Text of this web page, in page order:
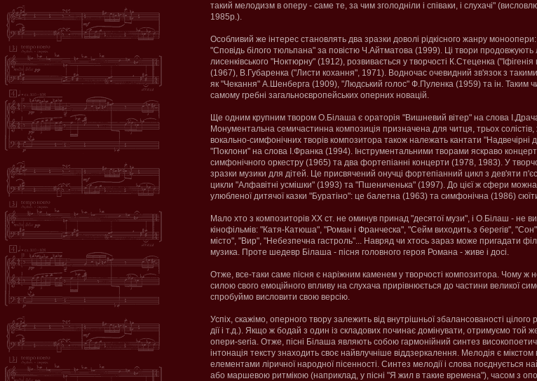
такий мелодизм в оперу - саме те, за чим зголодніли і співаки, і слухачі"
1985р.).
Особливий же інтерес становлять два зразки доволі рідкісного жанру
"Сповідь білого тюльпана" за повістю Ч.Айтматова (1999). Ці твори продовжують
лисенківського "Ноктюрну" (1912), розвивається у творчості К.Стеценка
(1967), В.Губаренка ("Листи кохання", 1971). Водночас очевидний зв'язок з
як "Чекання" А.Шенберга (1909), "Людський голос" Ф.Пуленка (1959) та ін. Таким
самому гребні загальноєвропейських оперних новацій.
Ще одним крупним твором О.Білаша є ораторія "Вишневий вітер" на слова
Монументальна семичастинна композиція призначена для читця, трьох
вокально-симфонічних творів композитора також належать кантати
"Поклони" на слова І.Франка (1994). Інструментальними творами яскраво
симфонічного оркестру (1965) та два фортепіанні концерти (1978, 1983). У
зразки музики для дітей. Це присвячений онучці фортепіанний цикл з дев'яти
цикли "Алфавітні усмішки" (1993) та "Пшениченька" (1997). До цієї ж сфери
улюбленої дитячої казки "Буратіно": це балетна (1963) та симфонічна (1986)
Мало хто з композиторів ХХ ст. не оминув принад "десятої музи", і О.Білаш - не
кінофільмів: "Катя-Катюша", "Роман і Франческа", "Сейм виходить з берегів",
місто", "Вир", "Небезпечна гастроль"... Навряд чи хтось зараз може пригадати
музика. Проте шедевр Білаша - пісня головного героя Романа - живе і досі.
Отже, все-таки саме пісня є наріжним каменем у творчості композитора. Чому ж
силою свого емоційного впливу на слухача прирівнюється до частини великої
спробуймо висловити свою версію.
Успіх, скажімо, оперного твору залежить від внутрішньої збалансованості
дії і т.д.). Якщо ж бодай з один із складових починає домінувати, отримуємо
опери-seria. Отже, пісні Білаша являють собою гармонійний синтез
інтонація тексту знаходить своє найвлучніше віддзеркалення. Мелодія є мікстом
елементами ліричної народної пісенності. Синтез мелодії і слова
або маршевою ритмікою (наприклад, у пісні "Я жил в такие времена"), часом з